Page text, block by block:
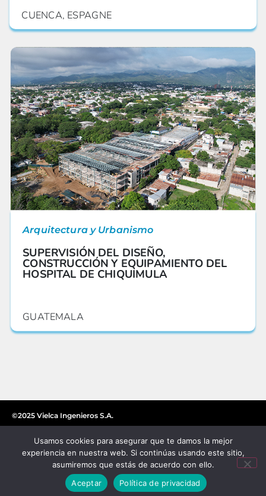
CUENCA, ESPAGNE
Arquitectura y Urbanismo
SUPERVISIÓN DEL DISEÑO,
CONSTRUCCIÓN Y EQUIPAMIENTO DEL
HOSPITAL DE CHIQUIMULA
GUATEMALA
©2025 Vielca Ingenieros S.A.
Usamos cookies para asegurar que te damos la mejor
experiencia en nuestra web. Si continúas usando este sitio,
asumiremos que estás de acuerdo con ello.
Aceptar
Política de privacidad